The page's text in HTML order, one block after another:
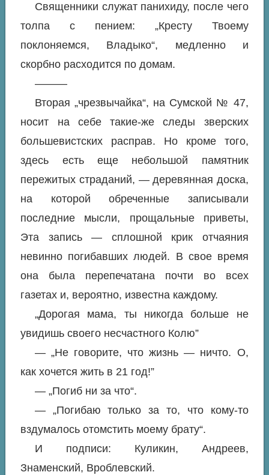
Священники служат панихиду, после чего
толпа с пением: „Кресту Твоему
поклоняемся, Владыко“, медленно и
скорбно расходится по домам.
———
Вторая „чрезвычайка“, на Сумской № 47,
носит на себе такие-же следы зверских
большевистских расправ. Но кроме того,
здесь есть еще небольшой памятник
пережитых страданий, — деревянная доска,
на которой обреченные записывали
последние мысли, прощальные приветы,
Эта запись — сплошной крик отчаяния
невинно погибавших людей. В свое время
она была перепечатана почти во всех
газетах и, вероятно, известна каждому.
„Дорогая мама, ты никогда больше не
увидишь своего несчастного Колю”
— „Не говорите, что жизнь — ничто. О,
как хочется жить в 21 год!”
— „Погиб ни за что“.
— „Погибаю только за то, что кому-то
вздумалось отомстить моему брату“.
И подписи: Куликин, Андреев,
Знаменский, Вроблевский.